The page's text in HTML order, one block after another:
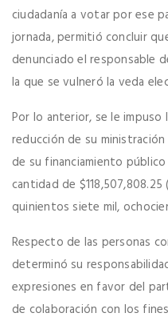
ciudadanía a votar por ese
jornada, permitió concluir
denunciado el responsable
la que se vulneró la veda
Por lo anterior, se le
reducción de su
de su financiamiento
cantidad de
quinientos siete mil,
Respecto de las personas
determinó su
expresiones en favor del
de colaboración con los